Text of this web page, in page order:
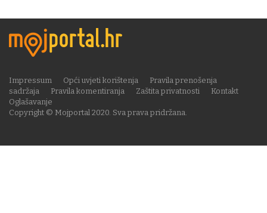
Copyright © Mojportal 2020. Sva prava pridržana.
Impressum Opći uvjeti korištenja
Pravila prenošenja
sadržaja
Pravila komentiranja Zaštita privatnosti
Kontakt
Oglašavanje